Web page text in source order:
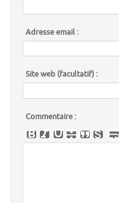
Adresse email :
Site web (facultatif) :
Commentaire :